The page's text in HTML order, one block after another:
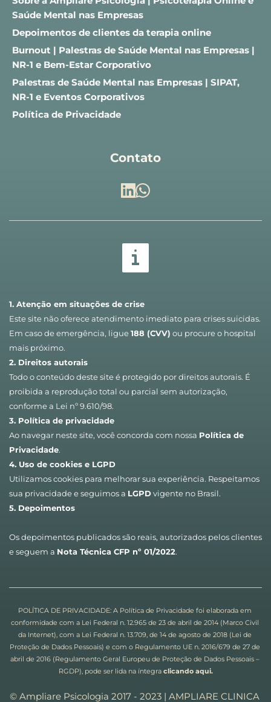
Saúde Mental nas Empresas
Depoimentos de clientes da terapia online
Burnout | Palestras de Saúde Mental nas Empresas |
NR-1 e Bem-Estar Corporativo
Palestras de Saúde Mental nas Empresas | SIPAT,
NR-1 e Eventos Corporativos
Política de Privacidade
Contato
1. Atenção em situações de crise
Este site não oferece atendimento imediato para crises suicidas.
Em caso de emergência, ligue 188 (CVV) ou procure o hospital
mais próximo.
2. Direitos autorais
Todo o conteúdo deste site é protegido por direitos autorais. É
proibida a reprodução total ou parcial sem autorização,
conforme a Lei nº 9.610/98.
3. Política de privacidade
Ao navegar neste site, você concorda com nossa Política de
Privacidade.
4. Uso de cookies e LGPD
Utilizamos cookies para melhorar sua experiência. Respeitamos
sua privacidade e seguimos a LGPD vigente no Brasil.
5. Depoimentos
Os depoimentos publicados são reais, autorizados pelos clientes
e seguem a Nota Técnica CFP nº 01/2022.
POLÍTICA DE PRIVACIDADE: A Política de Privacidade foi elaborada em
conformidade com a Lei Federal n. 12.965 de 23 de abril de 2014 (Marco Civil
da Internet), com a Lei Federal n. 13.709, de 14 de agosto de 2018 (Lei de
Proteção de Dados Pessoais) e com o Regulamento UE n. 2016/679 de 27 de
abril de 2016 (Regulamento Geral Europeu de Proteção de Dados Pessoais –
RGDP), pode ser lida na íntegra clicando aqui.
© Ampliare Psicologia 2017 - 2023 | AMPLIARE CLINICA